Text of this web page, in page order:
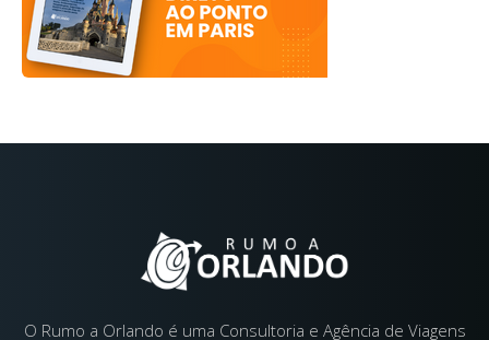
O Rumo a Orlando é uma Consultoria e Agência de Viagens